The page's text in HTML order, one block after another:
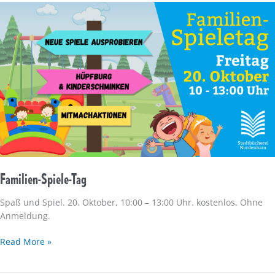
Familien-Spiele-Tag
Spaß und Spiel. 20. Oktober, 10:00 – 13:00 Uhr. kostenlos, Ohne
Anmeldung.
Familien-
Read More »